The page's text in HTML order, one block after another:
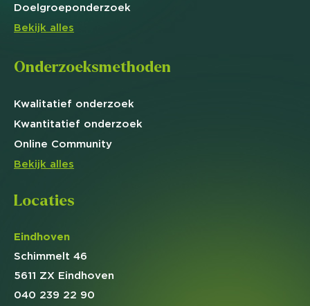
Doelgroeponderzoek
Bekijk alles
Onderzoeksmethoden
Kwalitatief onderzoek
Kwantitatief onderzoek
Online Community
Bekijk alles
Locaties
Eindhoven
Schimmelt 46
5611 ZX Eindhoven
040 239 22 90